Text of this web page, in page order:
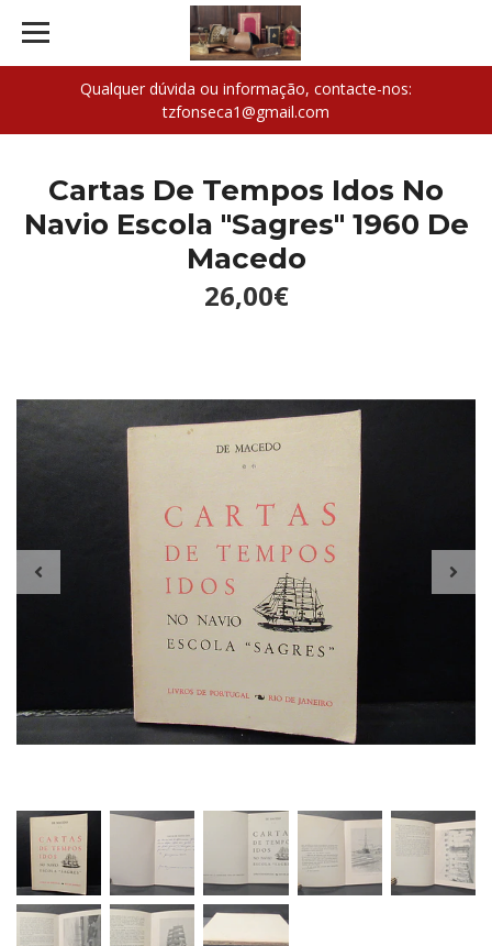
Qualquer dúvida ou informação, contacte-nos:
tzfonseca1@gmail.com
Cartas De Tempos Idos No
Navio Escola "Sagres" 1960 De
Macedo
26,00€